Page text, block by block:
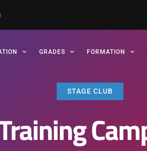
GRADES FORMATION
STAGE CLUB